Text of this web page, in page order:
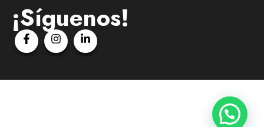
¡Síguenos!